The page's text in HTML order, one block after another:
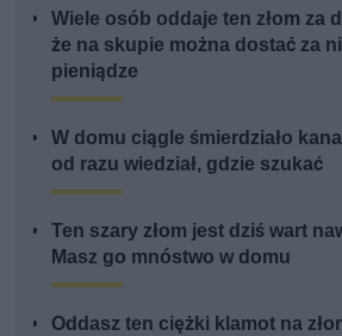
Wiele osób oddaje ten złom za
że na skupie można dostać za
pieniądze
W domu ciągle śmierdziało
od razu wiedział, gdzie szukać
Ten szary złom jest dziś wart
Masz go mnóstwo w domu
Oddasz ten ciężki klamot na